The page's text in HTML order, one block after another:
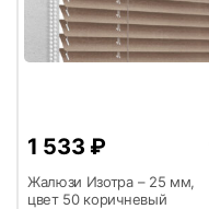
1 533 ₽
Жалюзи Изотра – 25 мм,
цвет 50 коричневый